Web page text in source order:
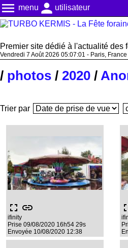
menu menu person utilisateur
Premier site dédié à l'actualité des
Vendredi 7 Août 2026 05:07:01 - Paris,
/ photos / 2020 /
Trier par
fullscreen link
ifinity
Prise 09/08/2020 16h54 29s
Envoyée 10/08/2020 12:38